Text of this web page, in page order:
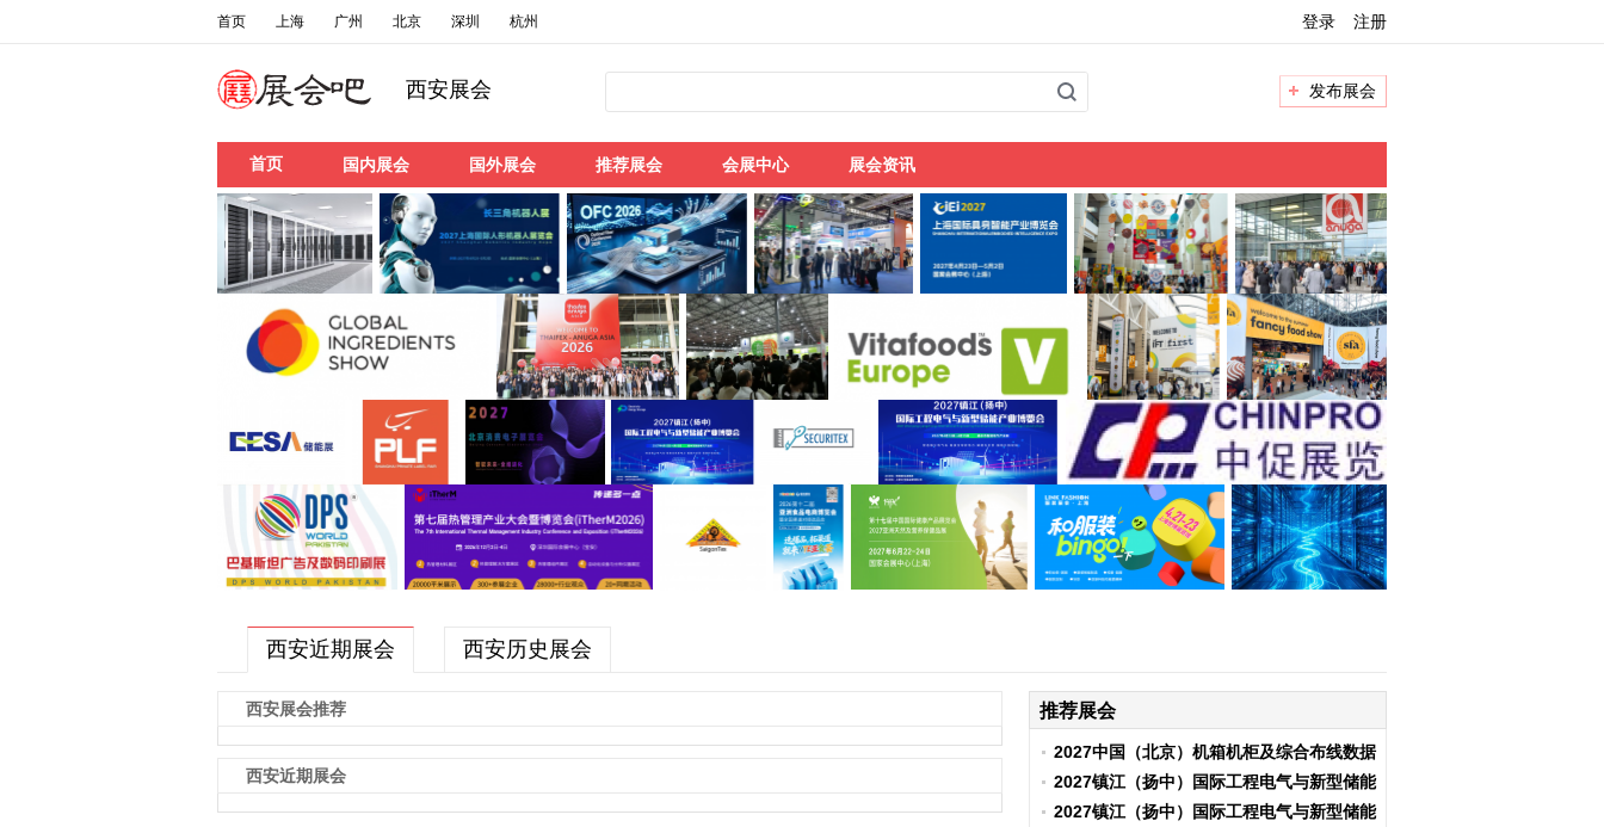
首页 上海 广州 北京 深圳 杭州 登录 注册
西安展会
首页 国内展会 国外展会 推荐展会 会展中心 展会资讯
发布展会
西安近期展会 西安历史展会
西安展会推荐
西安近期展会
推荐展会
2027中国（北京）机箱机柜及综合布线数据
中心设施展览会
2027镇江（扬中）国际工程电气与新型储能
展会
2027镇江（扬中）国际工程电气与新型储能